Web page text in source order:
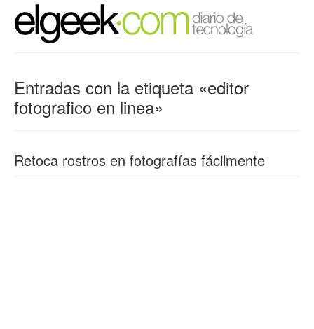
Entradas con la etiqueta «editor
fotografico en linea»
Retoca rostros en fotografías fácilmente